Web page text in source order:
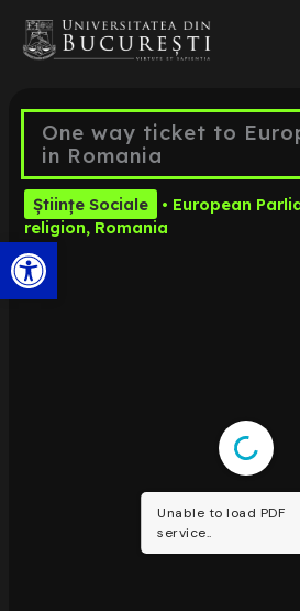
Open toolbar
content
One way ticket to
in Romania
Științe Sociale • European
religion, Romania
Unable to load PDF
service..